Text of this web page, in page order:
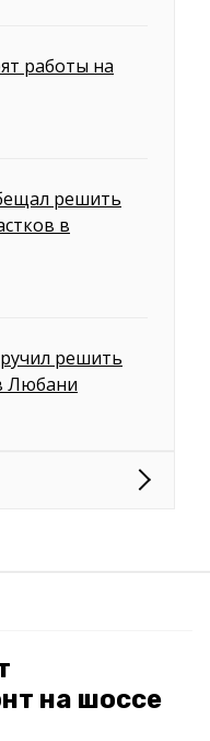
работы на
решить
в
решить
Любани
на шоссе